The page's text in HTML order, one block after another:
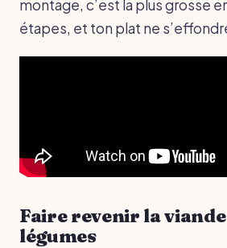
montage, c’est la plus grosse
étapes, et ton plat ne
Faire revenir la
légumes